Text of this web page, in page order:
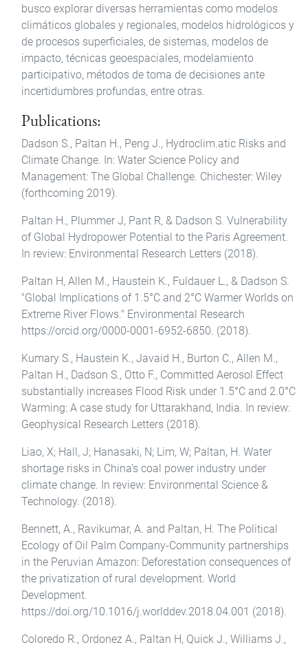
busco explorar diversas herramientas como modelos
climáticos globales y regionales, modelos hidrológicos y
de procesos superficiales, de sistemas, modelos de
impacto, técnicas geoespaciales, modelamiento
participativo, métodos de toma de decisiones ante
incertidumbres profundas, entre otras.
Publications:
Dadson S., Paltan H., Peng J., Hydroclim.atic Risks and
Climate Change. In: Water Science Policy and
Management: The Global Challenge. Chichester: Wiley
(forthcoming 2019).
Paltan H., Plummer J, Pant R, & Dadson S. Vulnerability
of Global Hydropower Potential to the Paris Agreement.
In review: Environmental Research Letters (2018).
Paltan H, Allen M., Haustein K., Fuldauer L., & Dadson S.
"Global Implications of 1.5°C and 2°C Warmer Worlds on
Extreme River Flows." Environmental Research
https://orcid.org/0000-0001-6952-6850. (2018).
Kumary S., Haustein K., Javaid H., Burton C., Allen M.,
Paltan H., Dadson S., Otto F., Committed Aerosol Effect
substantially increases Flood Risk under 1.5°C and 2.0°C
Warming: A case study for Uttarakhand, India. In review:
Geophysical Research Letters (2018).
Liao, X; Hall, J; Hanasaki, N; Lim, W; Paltan, H. Water
shortage risks in China’s coal power industry under
climate change. In review: Environmental Science &
Technology. (2018).
Bennett, A., Ravikumar, A. and Paltan, H. The Political
Ecology of Oil Palm Company-Community partnerships
in the Peruvian Amazon: Deforestation consequences of
the privatization of rural development. World
Development.
https://doi.org/10.1016/j.worlddev.2018.04.001 (2018).
Coloredo R., Ordonez A., Paltan H, Quick J., Williams J.,